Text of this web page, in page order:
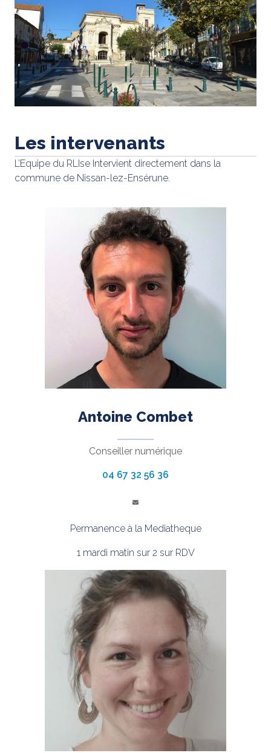
Les intervenants
L’Equipe du RLIse Intervient directement dans la
commune de Nissan-lez-Ensérune.
Antoine Combet
Conseiller numérique
04 67 32 56 36
Permanence à la Mediatheque
1 mardi matin sur 2 sur RDV